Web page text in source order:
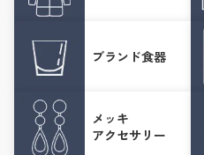
ブランド食器
メッキ
アクセサリー